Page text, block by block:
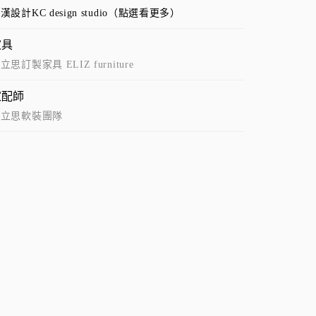
設計KC design studio（點選看更多）
思訂製家具 ELIZ furniture
師
思軟裝團隊